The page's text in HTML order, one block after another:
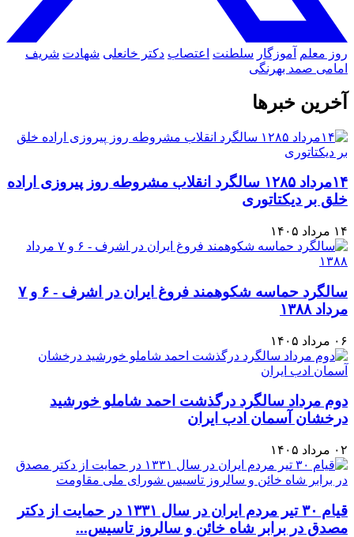
روز معلم آموزگار سلطنت اعتصاب دکتر خانعلی شهادت شریف
امامی صمد بهرنگی
آخرین خبرها
۱۴مرداد ۱۲۸۵ سالگرد انقلاب مشروطه روز پیروزی اراده
خلق بر دیکتاتوری
۱۴ مرداد ۱۴۰۵
سالگرد حماسه شکوهمند فروغ ایران در اشرف - ۶ و ۷
مرداد ۱۳۸۸
۰۶ مرداد ۱۴۰۵
دوم مرداد سالگرد درگذشت احمد شاملو خورشید
درخشان آسمان ادب ایران
۰۲ مرداد ۱۴۰۵
قیام ۳۰ تیر مردم ایران در سال ۱۳۳۱ در حمایت از دکتر
مصدق در برابر شاه خائن و سالروز تاسیس...